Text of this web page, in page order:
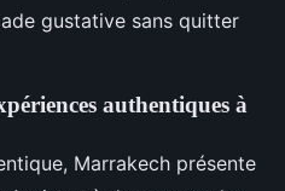
gustative sans quitter
authentiques à
Marrakech présente